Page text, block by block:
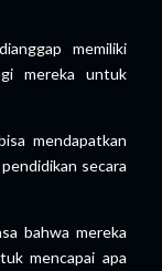
memiliki
mereka untuk
mendapatkan
secara
bahwa mereka
mencapai apa